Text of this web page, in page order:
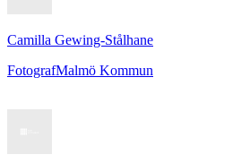
Camilla Gewing-Stålhane
FotografMalmö Kommun